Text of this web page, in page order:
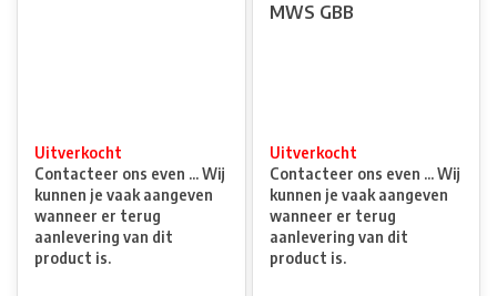
Uitverkocht
Contacteer ons even ... Wij
kunnen je vaak aangeven
wanneer er terug
aanlevering van dit
product is.
MWS GBB
Uitverkocht
Contacteer ons even ... Wij
kunnen je vaak aangeven
wanneer er terug
aanlevering van dit
product is.